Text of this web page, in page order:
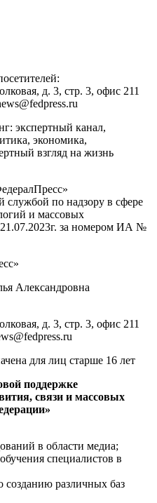
д. 3, стр. 3, офис 211
экспертный канал,
экономика,
взгляд на жизнь
службой по надзору в сфере
и массовых
за номером ИА №
Александровна
д. 3, стр. 3, офис 211
для лиц старше 16 лет
поддержке
связи и массовых
в области медиа;
специалистов в
созданию различных баз